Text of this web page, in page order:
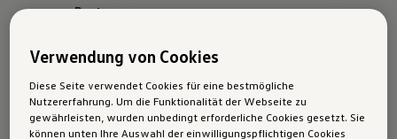
Partner
Anfrage | Sonstiges Anliegen
Service-Termin
Verwendung von Cookies
Diese Seite verwendet Cookies für eine bestmögliche
Nutzererfahrung. Um die Funktionalität der Webseite zu
gewährleisten, wurden unbedingt erforderliche Cookies gesetzt. Sie
können unten Ihre Auswahl der einwilligungspflichtigen Cookies